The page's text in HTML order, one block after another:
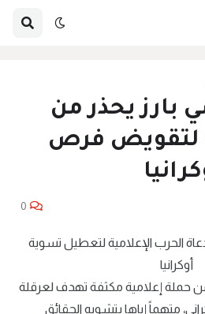
يحذر من
لتقويض فرص
0
إعلامية مكثفة تهدف لعرقلة
متهماً إياها بتشويه الحقائق